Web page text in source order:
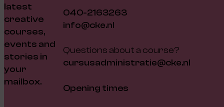
latest
creative
courses,
events and
stories in
your
mailbox.
040-2163263
info@cke.nl
Questions about a course?
cursusadministratie@cke.nl
Opening times